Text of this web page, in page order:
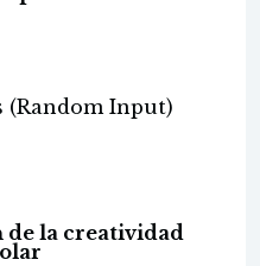
(Random Input)
de la creatividad